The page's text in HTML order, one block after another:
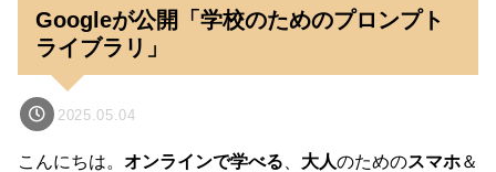
Googleが公開「学校のためのプロンプト
ライブラリ」
2025.05.04
こんにちは。 オンラインで学べる 大人のためのスマホ＆